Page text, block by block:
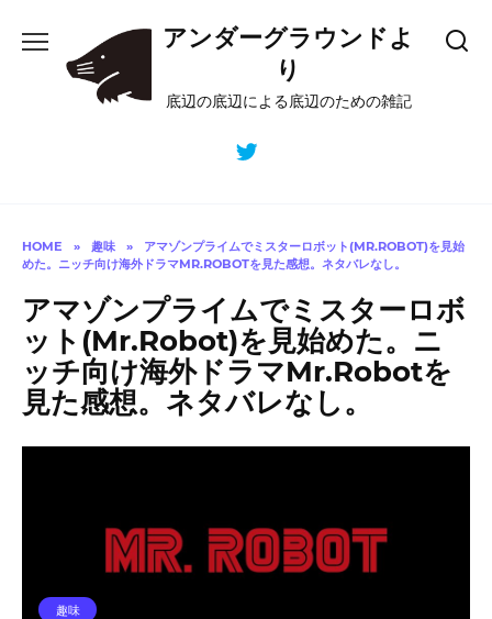
content
アンダーグラウンドよ
り
底辺の底辺による底辺のための雑記
HOME » 趣味 »
アマゾンプライムでミスターロボット(MR.ROBOT)を見始
めた。ニッチ向け海外ドラマMR.ROBOTを見た感想。ネタバレなし。
アマゾンプライムでミスターロボ
ット(Mr.Robot)を見始めた。ニ
ッチ向け海外ドラマMr.Robotを
見た感想。ネタバレなし。
趣味